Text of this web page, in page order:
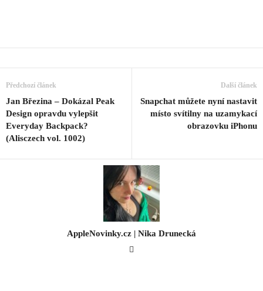
Předchozí článek
Jan Březina – Dokázal Peak
Design opravdu vylepšit
Everyday Backpack?
(Alisczech vol. 1002)
Další článek
Snapchat můžete nyní nastavit
místo svítilny na uzamykací
obrazovku iPhonu
AppleNovinky.cz | Nika Drunecká